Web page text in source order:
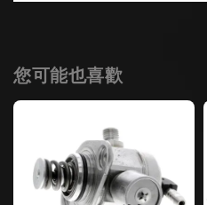
您可能也喜歡